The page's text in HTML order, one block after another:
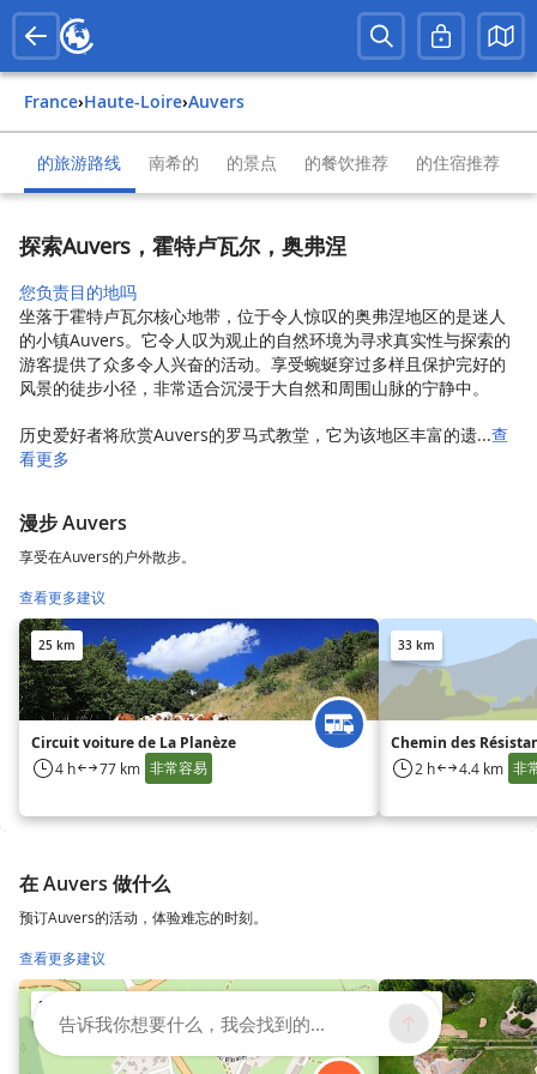
France› Haute-Loire› Auvers
的旅游路线 南希的 的景点 的餐饮推荐 的住宿推荐
探索Auvers，霍特卢瓦尔，奥弗涅
您负责目的地吗
坐落于霍特卢瓦尔核心地带，位于令人惊叹的奥弗涅地区的是迷人
的小镇Auvers。它令人叹为观止的自然环境为寻求真实性与探索的
游客提供了众多令人兴奋的活动。享受蜿蜒穿过多样且保护完好的
风景的徒步小径，非常适合沉浸于大自然和周围山脉的宁静中。
历史爱好者将欣赏Auvers的罗马式教堂，它为该地区丰富的遗...查
看更多
漫步 Auvers
享受在Auvers的户外散步。
查看更多建议
25 km
Circuit voiture de La Planèze
4 h 77 km 非常容易
33 km
Chemin des
2 h 4.4 km 非
在 Auvers 做什么
预订Auvers的活动，体验难忘的时刻。
查看更多建议
28 km 53 km
告诉我你想要什么，我会找到的...